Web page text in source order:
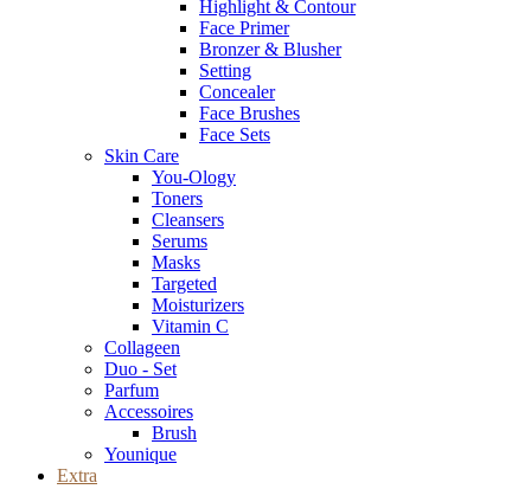
Highlight & Contour
Face Primer
Bronzer & Blusher
Setting
Concealer
Face Brushes
Face Sets
Skin Care
You-Ology
Toners
Cleansers
Serums
Masks
Targeted
Moisturizers
Vitamin C
Collageen
Duo - Set
Parfum
Accessoires
Brush
Younique
Extra